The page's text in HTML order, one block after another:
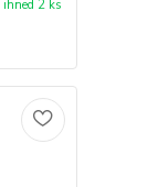
ihned 2 ks